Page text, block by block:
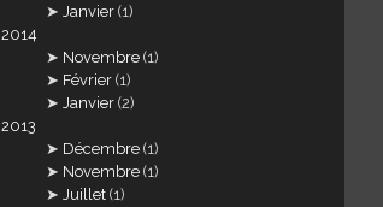
Janvier (1)
2014
Novembre (1)
Février (1)
Janvier (2)
2013
Décembre (1)
Novembre (1)
Juillet (1)